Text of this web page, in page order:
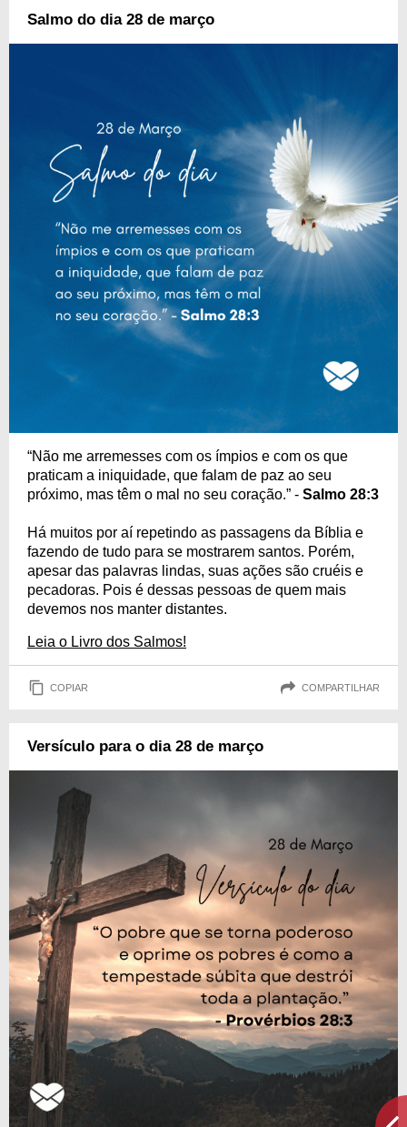
Salmo do dia 28 de março
“Não me arremesses com os ímpios e com os que
praticam a iniquidade, que falam de paz ao seu
próximo, mas têm o mal no seu coração.” - Salmo 28:3
Há muitos por aí repetindo as passagens da Bíblia e
fazendo de tudo para se mostrarem santos. Porém,
apesar das palavras lindas, suas ações são cruéis e
pecadoras. Pois é dessas pessoas de quem mais
devemos nos manter distantes.
Leia o Livro dos Salmos!
COPIAR COMPARTILHAR
Versículo para o dia 28 de março